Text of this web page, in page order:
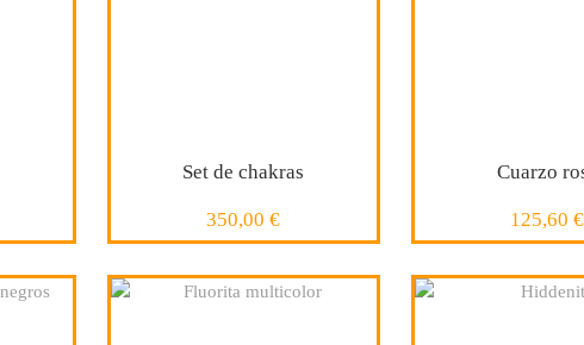
Set de chakras
350,00 €
Cuarzo
125,60 €